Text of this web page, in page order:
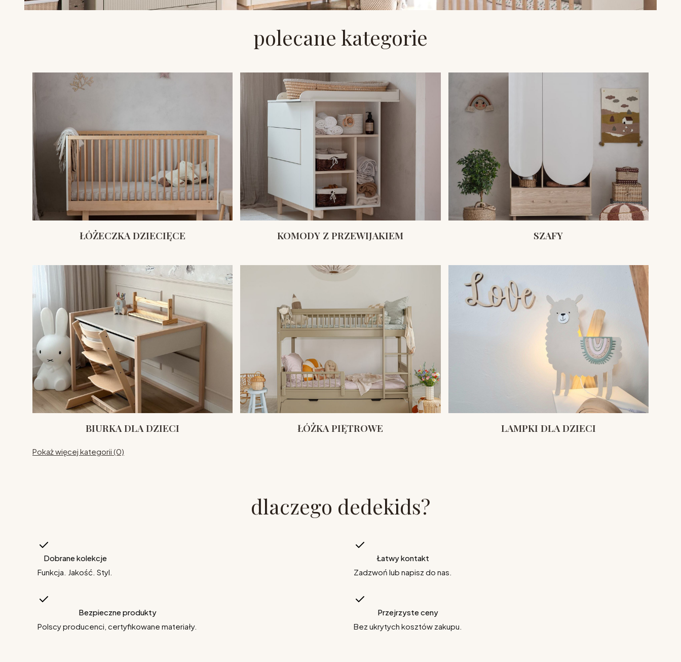
polecane kategorie
ŁÓŻECZKA DZIECIĘCE KOMODY Z PRZEWIJAKIEM SZAFY
BIURKA DLA DZIECI ŁÓŻKA PIĘTROWE LAMPKI DLA DZIECI
Pokaż więcej kategorii (0)
dlaczego dedekids?
Dobrane kolekcje
Funkcja. Jakość. Styl.
Łatwy kontakt
Zadzwoń lub napisz do nas.
Bezpieczne produkty
Polscy producenci, certyfikowane materiały.
Przejrzyste ceny
Bez ukrytych kosztów zakupu.